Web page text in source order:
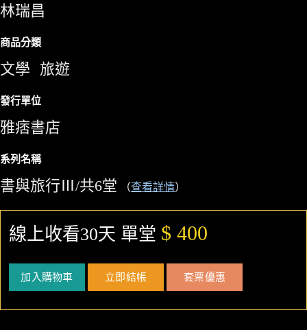
林瑞昌
商品分類
文學 旅遊
發行單位
雅痞書店
系列名稱
書與旅行Ⅲ/共6堂 （查看詳情）
線上收看30天 單堂 $ 400
加入購物車 立即結帳 套票優惠